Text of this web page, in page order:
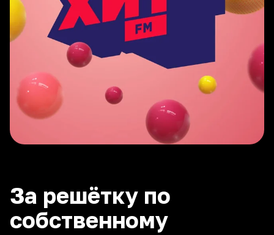
За решётку по
собственному